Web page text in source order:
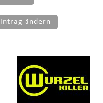
ändern